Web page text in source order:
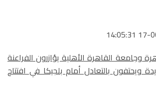
وجامعة القاهرة الأهلية يؤازرون الفراعنة
ويحتفون بالتعادل أمام بلجيكا في افتتاح